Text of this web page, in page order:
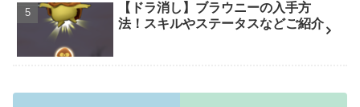
【ドラ消し】ブラウニーの入手方
法！スキルやステータスなどご紹介